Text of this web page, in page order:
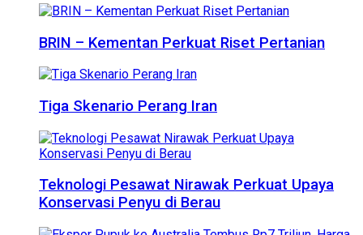
BRIN – Kementan Perkuat Riset Pertanian
Tiga Skenario Perang Iran
Teknologi Pesawat Nirawak Perkuat Upaya
Konservasi Penyu di Berau